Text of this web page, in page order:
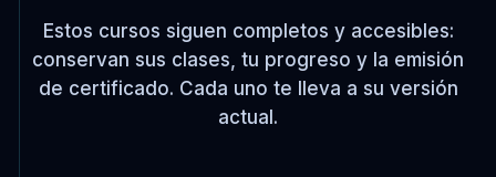
Estos cursos siguen completos y accesibles:
conservan sus clases, tu progreso y la emisión
de certificado. Cada uno te lleva a su versión
actual.